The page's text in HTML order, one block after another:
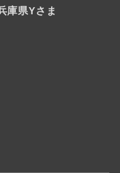
庫県Yさま